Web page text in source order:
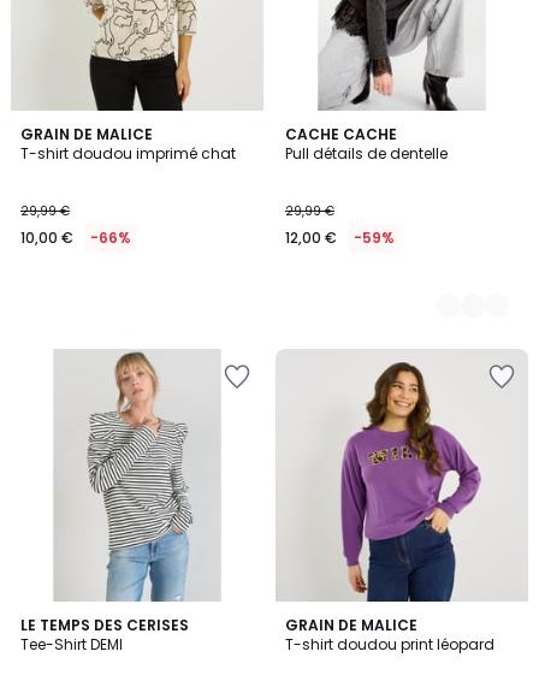
GRAIN DE MALICE
T-shirt doudou imprimé chat
29,99 €
10,00 € -66%
CACHE CACHE
Pull détails de dentelle
29,99 €
12,00 € -59%
2
Couleurs
LE TEMPS DES CERISES
Tee-Shirt DEMI
GRAIN DE MALICE
T-shirt doudou print léopard